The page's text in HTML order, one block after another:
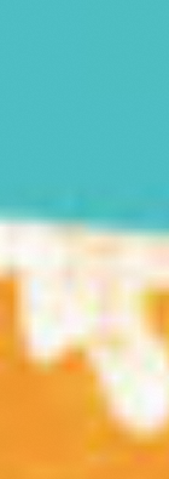
Biotoop